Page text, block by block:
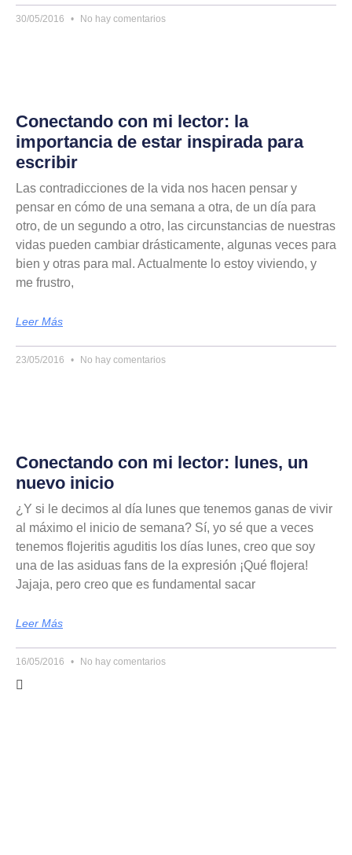
30/05/2016 No hay comentarios
Conectando con mi lector: la
importancia de estar inspirada para
escribir
Las contradicciones de la vida nos hacen pensar y
pensar en cómo de una semana a otra, de un día para
otro, de un segundo a otro, las circunstancias de nuestras
vidas pueden cambiar drásticamente, algunas veces para
bien y otras para mal. Actualmente lo estoy viviendo, y
me frustro,
Leer Más
23/05/2016 No hay comentarios
Conectando con mi lector: lunes, un
nuevo inicio
¿Y si le decimos al día lunes que tenemos ganas de vivir
al máximo el inicio de semana? Sí, yo sé que a veces
tenemos flojeritis aguditis los días lunes, creo que soy
una de las asiduas fans de la expresión ¡Qué flojera!
Jajaja, pero creo que es fundamental sacar
Leer Más
16/05/2016 No hay comentarios